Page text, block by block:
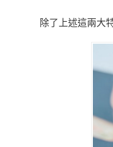
除了上述這兩大